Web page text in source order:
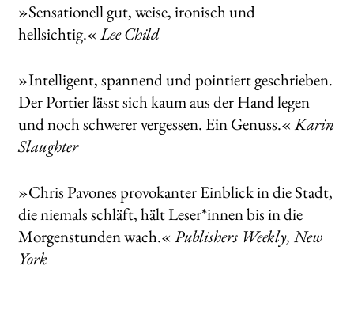
»Sensationell gut, weise, ironisch und
hellsichtig.«Lee Child
»Intelligent, spannend und pointiert geschrieben.
Der Portier lässt sich kaum aus der Hand legen
und noch schwerer vergessen. Ein Genuss.«Karin
Slaughter
»Chris Pavones provokanter Einblick in die Stadt,
die niemals schläft, hält Leser*innen bis in die
Morgenstunden wach.« Publishers Weekly, New
York